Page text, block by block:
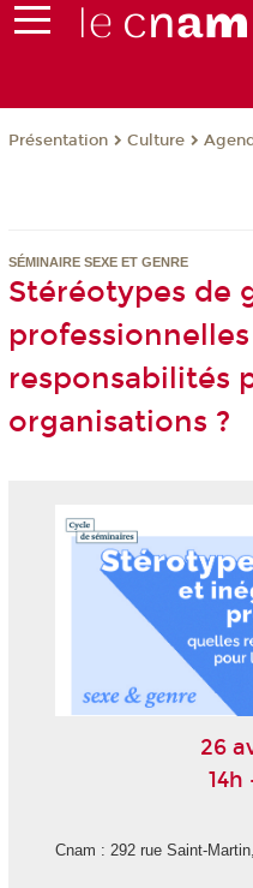
Présentation Culture
SÉMINAIRE SEXE ET GENRE
Stéréotypes de
responsabilités
organisations ?
26
14h
Cnam : 292 rue Saint-